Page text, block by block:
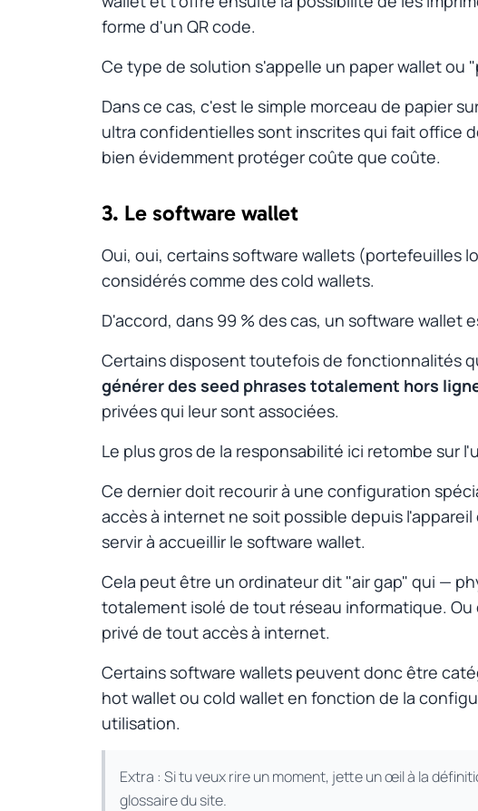
forme d'un QR code.
Ce type de solution s'appelle un paper walletou
Dans ce cas, c'est le simple morceau de papier
ultra confidentielles sont inscrites qui fait office
bien évidemment protéger coûte que coûte.
3. Le software wallet
Oui, oui, certains software wallets (portefeuilles
considérés comme descold wallets.
D'accord, dans 99 % des cas, un software wallet
Certains disposent toutefois de fonctionnalités
générer des seed phrases totalement hors
privées qui leur sont associées.
Le plus gros de la responsabilité ici retombe sur
Ce dernier doit recourir à une configuration
accès à internet ne soit possible depuis l'appareil
servir à accueillir le software wallet.
Cela peut être un ordinateur dit "air gap" qui —
totalement isolé de tout réseau informatique.
privé de tout accès à internet.
Certains software wallets peuvent donc être
hot wallet ou cold wallet en fonction de la
utilisation.
Extra : Si tu veux rire un moment, jette un œil à la
glossaire du site.